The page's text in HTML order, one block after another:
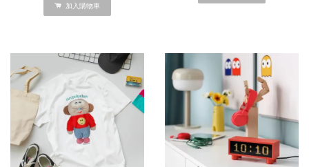
加入購物車